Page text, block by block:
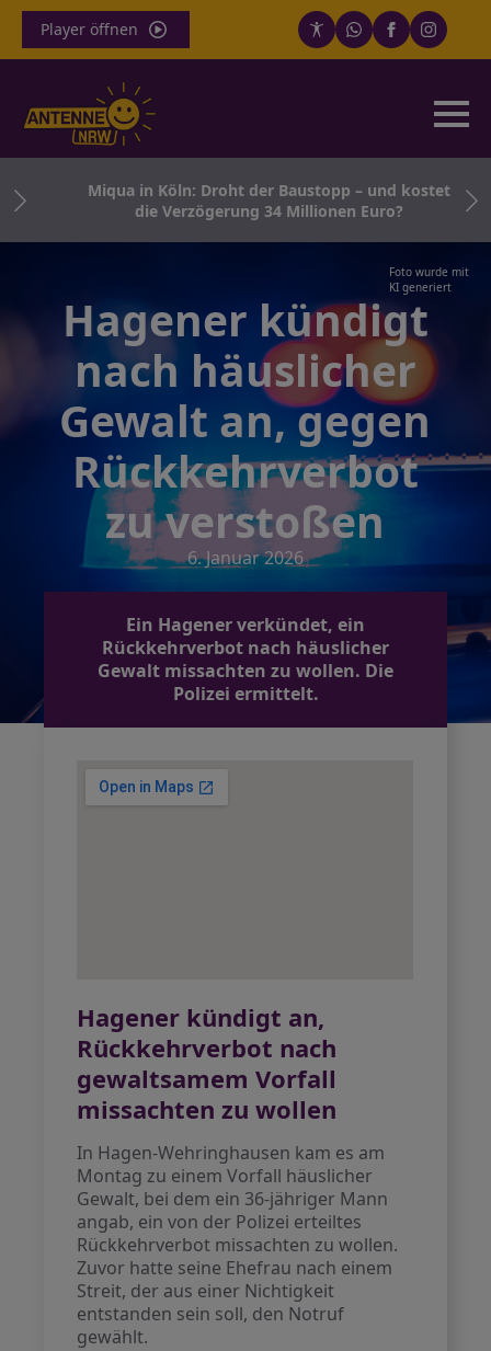
Player öffnen
Miqua in Köln: Droht der Baustopp – und kostet
die Verzögerung 34 Millionen Euro?
Foto wurde mit
KI generiert
Hagener kündigt
nach häuslicher
Gewalt an, gegen
Rückkehrverbot
zu verstoßen
6. Januar 2026
Ein Hagener verkündet, ein
Rückkehrverbot nach häuslicher
Gewalt missachten zu wollen. Die
Polizei ermittelt.
Hagener kündigt an,
Rückkehrverbot nach
gewaltsamem Vorfall
missachten zu wollen
In Hagen-Wehringhausen kam es am
Montag zu einem Vorfall häuslicher
Gewalt, bei dem ein 36-jähriger Mann
angab, ein von der Polizei erteiltes
Rückkehrverbot missachten zu wollen.
Zuvor hatte seine Ehefrau nach einem
Streit, der aus einer Nichtigkeit
entstanden sein soll, den Notruf
gewählt.